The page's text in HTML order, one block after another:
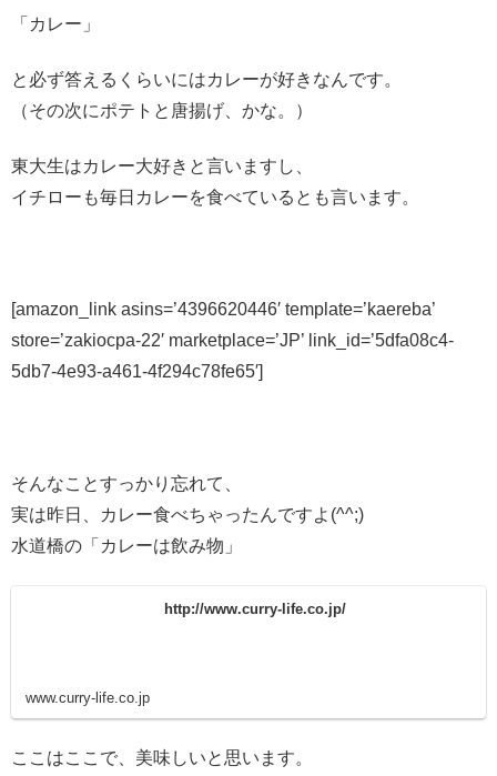
「カレー」
と必ず答えるくらいにはカレーが好きなんです。
（その次にポテトと唐揚げ、かな。）
東大生はカレー大好きと言いますし、
イチローも毎日カレーを食べているとも言います。
[amazon_link asins=’4396620446′ template=’kaereba’
store=’zakiocpa-22′ marketplace=’JP’ link_id=’5dfa08c4-
5db7-4e93-a461-4f294c78fe65′]
そんなことすっかり忘れて、
実は昨日、カレー食べちゃったんですよ(^^;)
水道橋の「カレーは飲み物」
http://www.curry-life.co.jp/
www.curry-life.co.jp
ここはここで、美味しいと思います。